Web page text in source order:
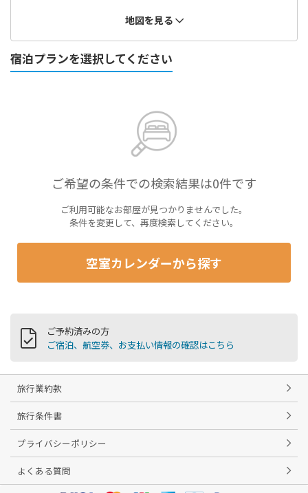
地図を見る
宿泊プランを選択してください
ご希望の条件での検索結果は0件です
ご利用可能なお部屋が見つかりませんでした。
条件を変更して、再度検索してください。
空室カレンダーから探す
ご予約済みの方
ご宿泊、航空券、お支払い情報の確認はこちら
旅行業約款
旅行条件書
プライバシーポリシー
よくある質問